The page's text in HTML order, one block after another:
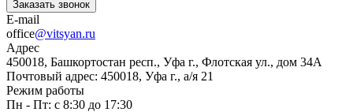
Заказать звонок
E-mail
office@vitsyan.ru
Адрес
450018, Башкортостан респ., Уфа г., Флотская ул., дом 34А
Почтовый адрес: 450018, Уфа г., а/я 21
Режим работы
Пн - Пт: с 8:30 до 17:30